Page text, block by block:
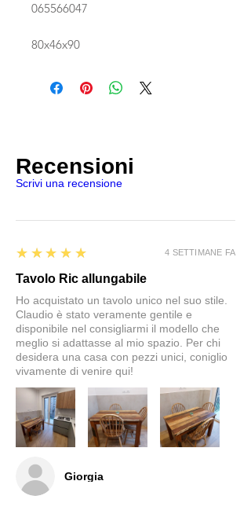
065566047
80x46x90
Recensioni
Scrivi una recensione
Giorgia
5
★★★★★
Tavolo Ric allungabile
Ho acquistato un tavolo unico nel suo stile.
Claudio è stato veramente gentile e
disponibile nel consigliarmi il modello che
meglio si adattasse al mio spazio. Per chi
desidera una casa con pezzi unici, coniglio
vivamente di venire qui!
4 SETTIMANE FA